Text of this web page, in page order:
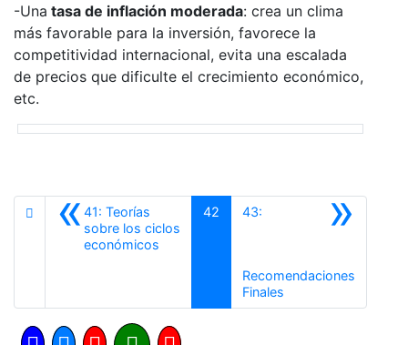
-Una tasa de inflación moderada: crea un clima
más favorable para la inversión, favorece la
competitividad internacional, evita una escalada
de precios que dificulte el crecimiento económico,
etc.
«41: Teorías
sobre los ciclos
económicos
42 »
43:
Recomendaciones
Finales